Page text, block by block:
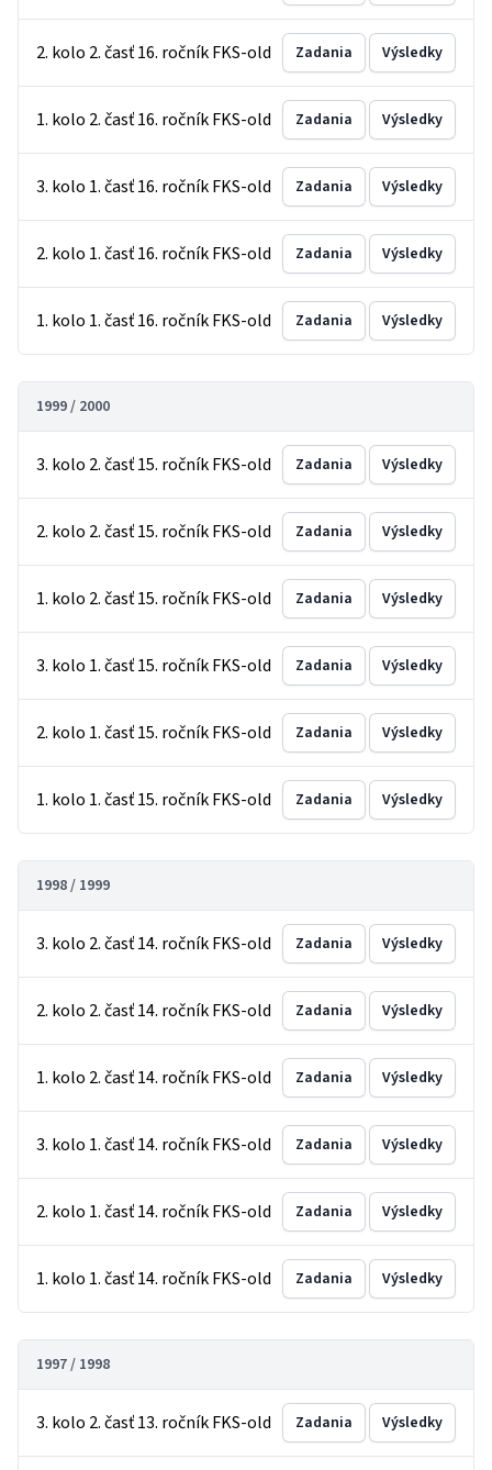
2. kolo 2. časť 16. ročník FKS-old Zadania Výsledky
1. kolo 2. časť 16. ročník FKS-old Zadania Výsledky
3. kolo 1. časť 16. ročník FKS-old Zadania Výsledky
2. kolo 1. časť 16. ročník FKS-old Zadania Výsledky
1. kolo 1. časť 16. ročník FKS-old Zadania Výsledky
1999 / 2000
3. kolo 2. časť 15. ročník FKS-old Zadania Výsledky
2. kolo 2. časť 15. ročník FKS-old Zadania Výsledky
1. kolo 2. časť 15. ročník FKS-old Zadania Výsledky
3. kolo 1. časť 15. ročník FKS-old Zadania Výsledky
2. kolo 1. časť 15. ročník FKS-old Zadania Výsledky
1. kolo 1. časť 15. ročník FKS-old Zadania Výsledky
1998 / 1999
3. kolo 2. časť 14. ročník FKS-old Zadania Výsledky
2. kolo 2. časť 14. ročník FKS-old Zadania Výsledky
1. kolo 2. časť 14. ročník FKS-old Zadania Výsledky
3. kolo 1. časť 14. ročník FKS-old Zadania Výsledky
2. kolo 1. časť 14. ročník FKS-old Zadania Výsledky
1. kolo 1. časť 14. ročník FKS-old Zadania Výsledky
1997 / 1998
3. kolo 2. časť 13. ročník FKS-old Zadania Výsledky